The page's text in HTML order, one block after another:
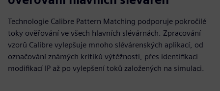
Technologie Calibre Pattern Matching podporuje pokročilé
toky ověřování ve všech hlavních slévárnách. Zpracování
vzorů Calibre vylepšuje mnoho slévárenských aplikací, od
označování známých kritiků výtěžnosti, přes identifikaci
modifikací IP až po vylepšení toků založených na simulaci.